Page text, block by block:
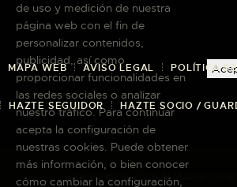
MAPA WEB AVISO LEGAL POLÍTICA
HAZTE SEGUIDOR HAZTE SOCIO /
Copyright © 2026 El Museo
de uso y medición de nuestra
página web con el fin de
personalizar contenidos,
publicidad, así como
proporcionar funcionalidades en
las redes sociales o analizar
nuestro tráfico. Para continuar
acepta la configuración de
nuestras cookies. Puede obtener
más información, o bien conocer
cómo cambiar la configuración,